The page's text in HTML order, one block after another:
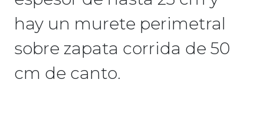
hay un murete perimetral
sobre zapata corrida de 50
cm de canto.